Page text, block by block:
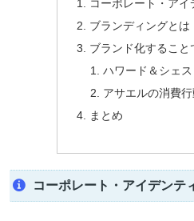
コーポレート・ア
ブランディングとは
ブランド化すること
ハワード＆シェ
アサエルの消費
まとめ
コーポレート・アイデンテ